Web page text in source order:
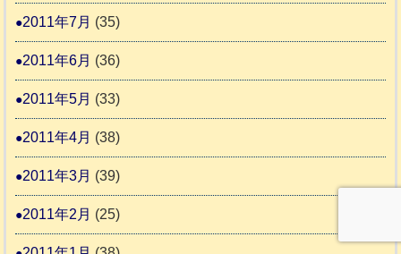
2011年7月 (35)
2011年6月 (36)
2011年5月 (33)
2011年4月 (38)
2011年3月 (39)
2011年2月 (25)